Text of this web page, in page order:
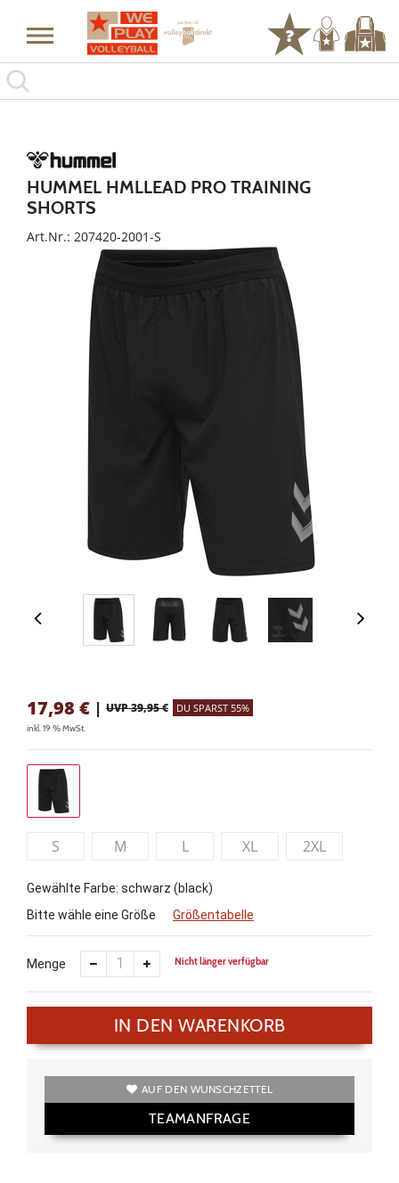
HUMMEL HMLLEAD PRO TRAINING
SHORTS
Art.Nr.: 207420-2001-S
17,98 € | UVP 39,95 € DU SPARST 55%
inkl. 19 % MwSt.
S M L XL 2XL
Gewählte Farbe: schwarz (black)
Bitte wähle eine Größe
Größentabelle
Menge Nicht länger verfügbar
IN DEN WARENKORB
AUF DEN WUNSCHZETTEL
TEAMANFRAGE